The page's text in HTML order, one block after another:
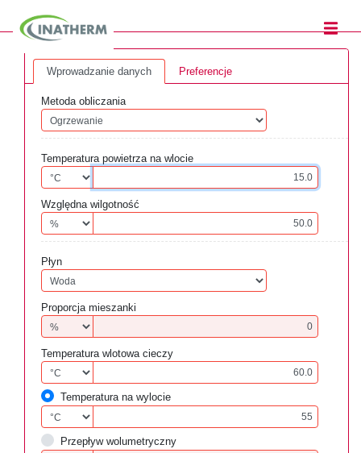
Wprowadzanie danych Preferencje
Metoda obliczania
Temperatura powietrza na wlocie
Względna wilgotność
Płyn
Proporcja mieszanki
Temperatura wlotowa cieczy
Temperatura na wylocie
Przepływ wolumetryczny